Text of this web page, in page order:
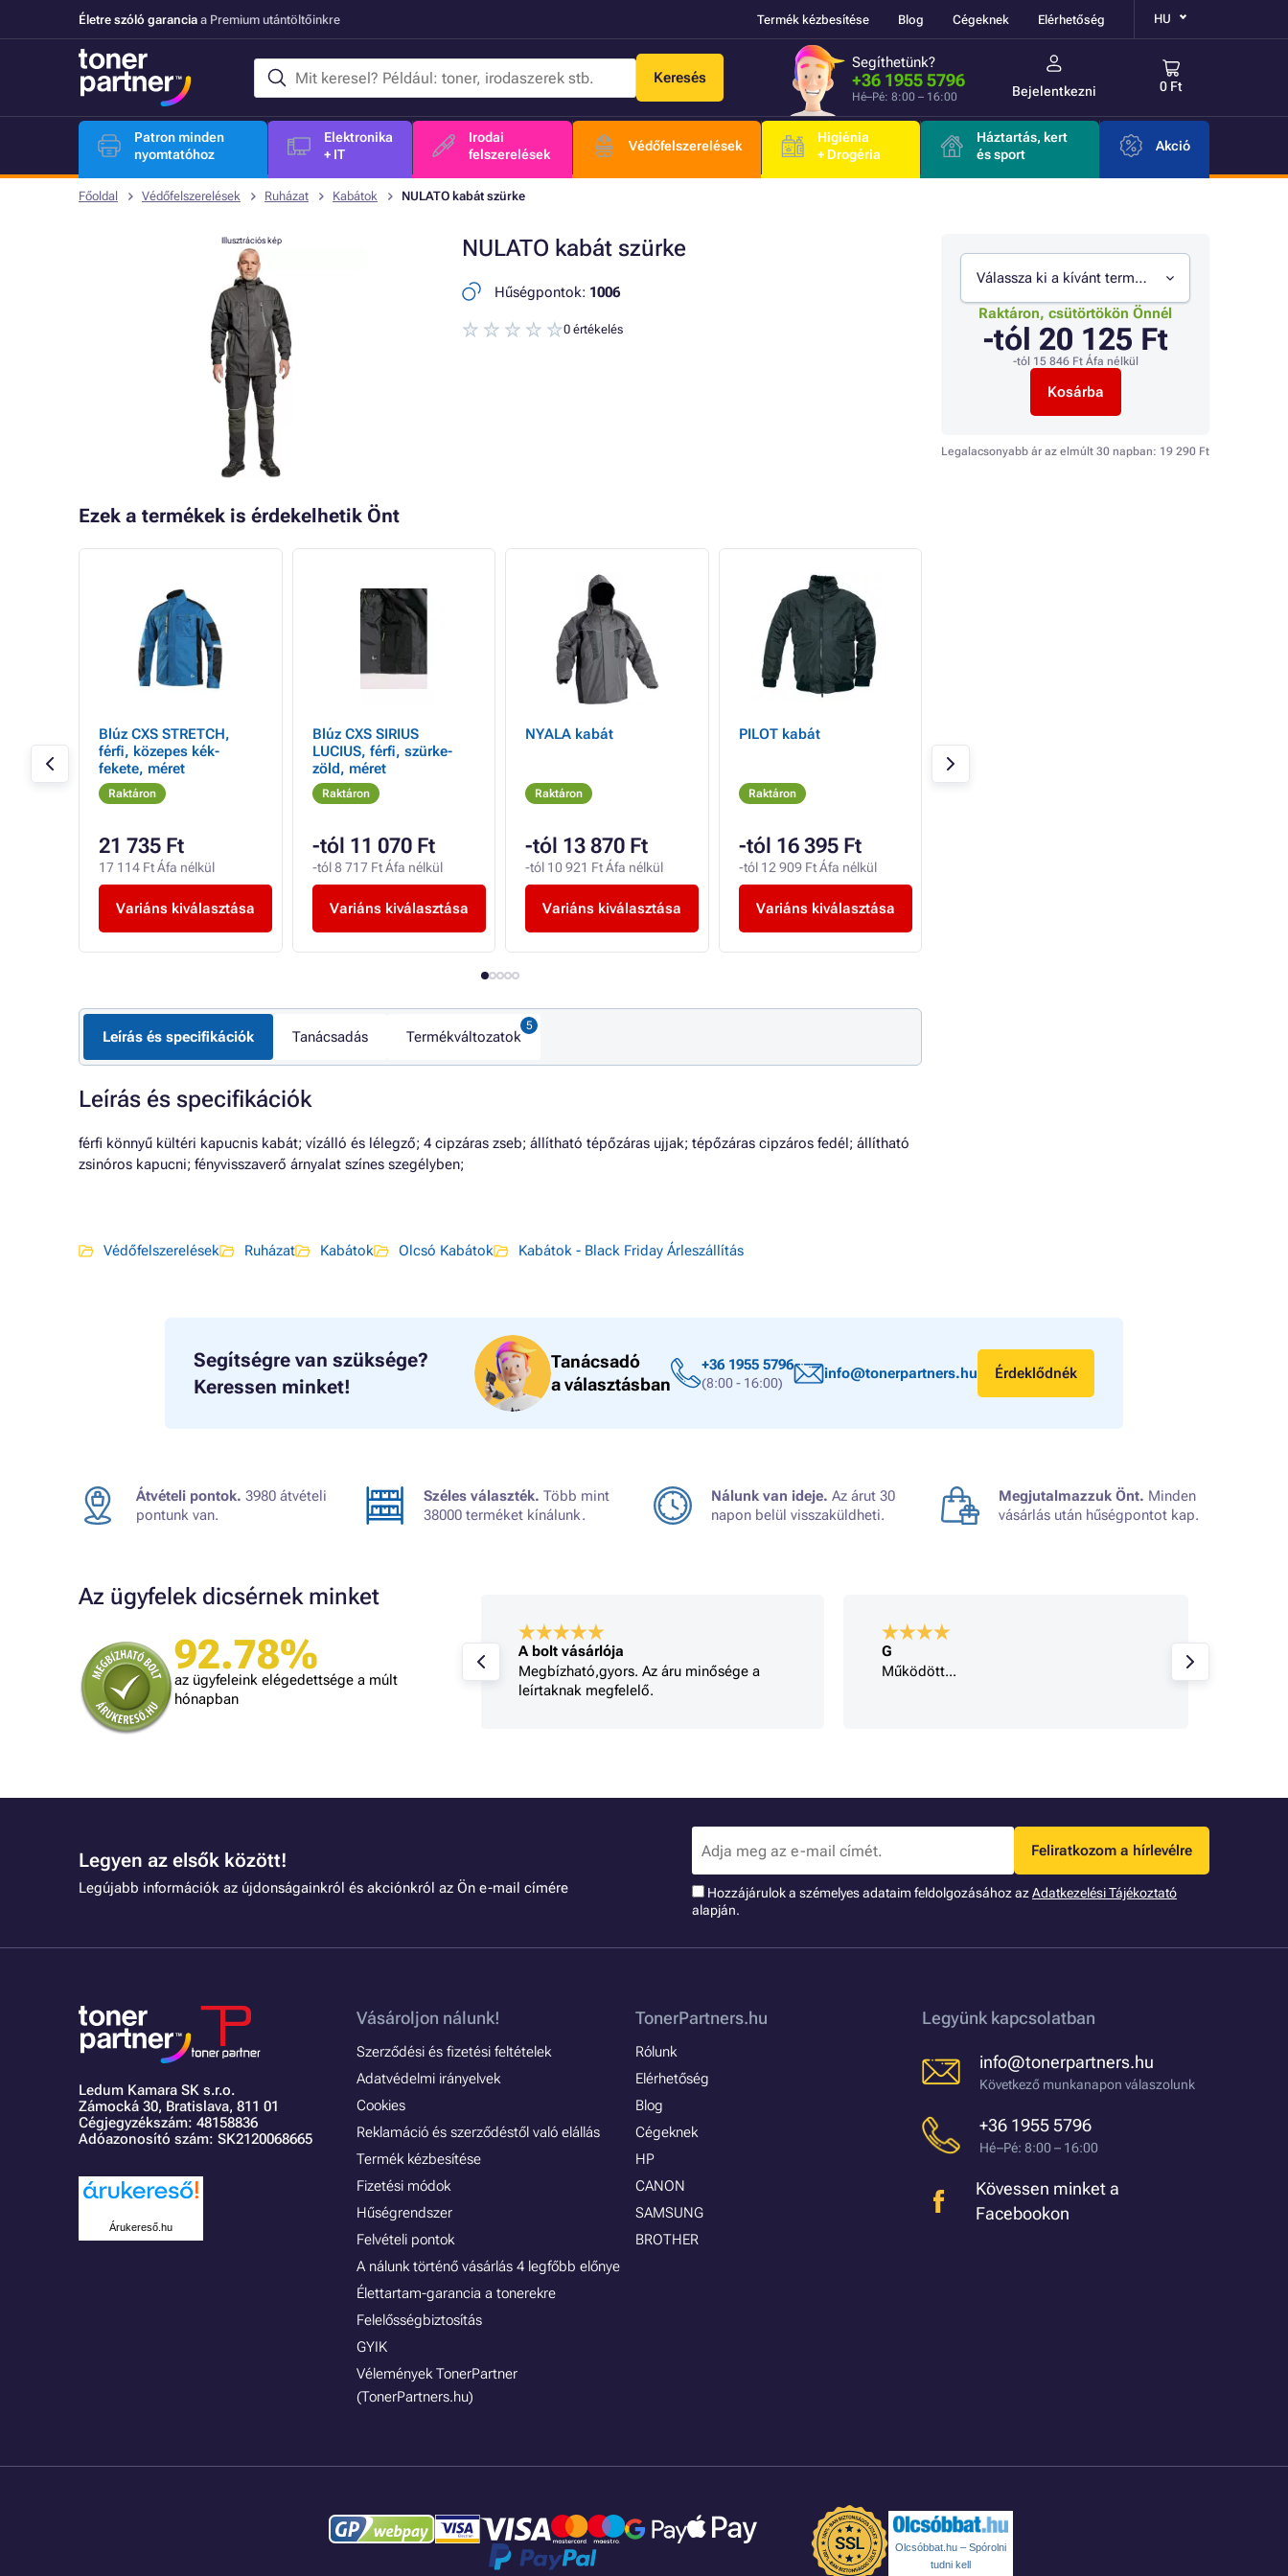
Életre szóló garancia a Premium utántöltőinkre Termék kézbesítése Blog Cégeknek Elérhetőség HU
Keresés
Segíthetünk?
+36 1955 5796
Hé–Pé: 8:00 – 16:00 Bejelentkezni 0 Ft
Patron minden
nyomtatóhoz
Elektronika
+ IT
Irodai
felszerelések
Védőfelszerelések
Higiénia
+ Drogéria
Háztartás, kert
és sport
Akció
Főoldal Védőfelszerelések Ruházat Kabátok NULATO kabát szürke
NULATO kabát szürke
Illusztrációs kép
Hűségpontok: 1006
0 értékelés
Válassza ki a kívánt termékváltozatot
Raktáron, csütörtökön Önnél
-tól 20 125 Ft
-tól 15 846 FtÁfa nélkül
Kosárba
Legalacsonyabb ár az elmúlt 30 napban: 19 290 Ft
Ezek a termékek is érdekelhetik Önt
fekete,
Blúz CXS STRETCH,
férfi, közepes kék-
fekete, méret
Raktáron
21 735 Ft
17 114 Ft Áfa nélkül
Variáns kiválasztása
Blúz CXS SIRIUS
LUCIUS, férfi, szürke-
zöld, méret
Raktáron
-tól 11 070 Ft
-tól 8 717 Ft Áfa nélkül
Variáns kiválasztása
NYALA kabát
Raktáron
-tól 13 870 Ft
-tól 10 921 Ft Áfa nélkül
Variáns kiválasztása
PILOT kabát
Raktáron
-tól 16 395 Ft
-tól 12 909 Ft Áfa nélkül
Variáns kiválasztása
Leírás és specifikációk Tanácsadás Termékváltozatok
Leírás és specifikációk
férfi könnyű kültéri kapucnis kabát; vízálló és lélegző; 4 cipzáras zseb; állítható tépőzáras ujjak; tépőzáras cipzáros fedél; állítható
zsinóros kapucni; fényvisszaverő árnyalat színes szegélyben;
Védőfelszerelések Ruházat Kabátok Olcsó Kabátok Kabátok - Black Friday Árleszállítás
Segítségre van szüksége?
Keressen minket!
Tanácsadó
a választásban
+36 1955 5796
(8:00 - 16:00)
info@tonerpartners.hu Érdeklődnék
Átvételi pontok. 3980 átvételi
pontunk van.
Széles választék. Több mint
38000 terméket kínálunk.
Nálunk van ideje. Az árut 30
napon belül visszaküldheti.
Megjutalmazzuk Önt. Minden
vásárlás után hűségpontot kap.
Az ügyfelek dicsérnek minket
92.78%
az ügyfeleink elégedettsége a múlt
hónapban
Macuska
Rugalmas, vevő centrikus bolt
A bolt vásárlója
Megbízható,gyors. Az áru minősége a
leírtaknak megfelelő.
G
Működött...
Legyen az elsők között!
Legújabb információk az újdonságainkról és akciónkról az Ön e-mail címére
Feliratkozom a hírlevélre
Hozzájárulok a szémelyes adataim feldolgozásához azAdatkezelési Tájékoztató
alapján.
Ledum Kamara SK s.r.o.
Zámocká 30, Bratislava, 811 01
Cégjegyzékszám: 48158836
Adóazonosító szám: SK2120068665
Árukereső.hu
Vásároljon nálunk!
Szerződési és fizetési feltételek
Adatvédelmi irányelvek
Cookies
Reklamáció és szerződéstől való elállás
Termék kézbesítése
Fizetési módok
Hűségrendszer
Felvételi pontok
A nálunk történő vásárlás 4 legfőbb előnye
Élettartam-garancia a tonerekre
Felelősségbiztosítás
GYIK
Vélemények TonerPartner
(TonerPartners.hu)
TonerPartners.hu
Rólunk
Elérhetőség
Blog
Cégeknek
HP
CANON
SAMSUNG
BROTHER
Legyünk kapcsolatban
info@tonerpartners.hu
Következő munkanapon válaszolunk
+36 1955 5796
Hé–Pé: 8:00 – 16:00
Kövessen minket a
Facebookon
Olcsóbbat.hu – Spórolni
tudni kell